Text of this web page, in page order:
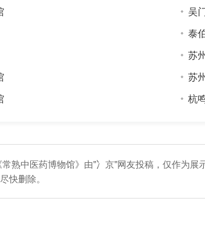
吴
泰
苏
苏
杭
熟中医药博物馆》由"冫京"网友投稿，仅作为
快删除。